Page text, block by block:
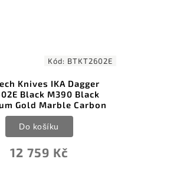
Kód: BTKT2602E
Knives IKA Dagger
Black M390 Black
Gold Marble Carbon
12 759 Kč
Do košíku